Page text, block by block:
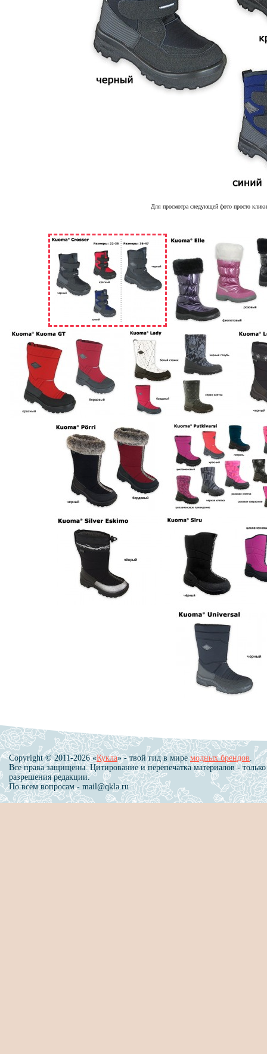
Для просмотра следующей фото просто
Copyright © 2011-2026 «Кукла» - твой гид в миремодных брендов
Все права защищены. Цитирование и перепечатка материалов - только
разрешения редакции.
По всем вопросам - mail@qkla.ru